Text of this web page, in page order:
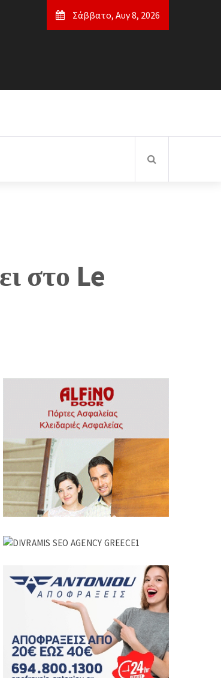
Σάββατο, Αυγ 8, 2026
στο Le